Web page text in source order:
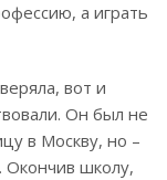
а играть
вот и
Он был не
в Москву, но –
Окончив школу,